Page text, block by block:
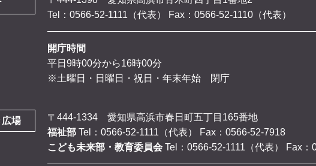
Tel：0566-52-1111（代表）
Fax：0566-52-1110（代表）
開庁時間
平日9時00分から16時00分
※土曜日・日曜日・祝日・年末年始 閉庁
広場
〒444-1334 愛知県高浜市春日町五丁目165番地
福祉部 Tel：0566-52-1111（代表）
Fax：0566-52-7918
こども未来部・教育委員会 Tel：0566-52-1111（代表） Fax：